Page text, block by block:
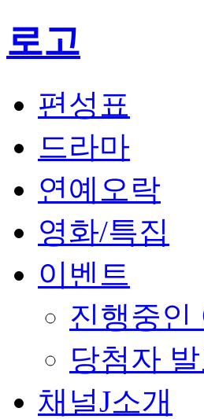
로고
편성표
드라마
연예오락
영화/특집
이벤트
진행중인
당첨자
채널J소개